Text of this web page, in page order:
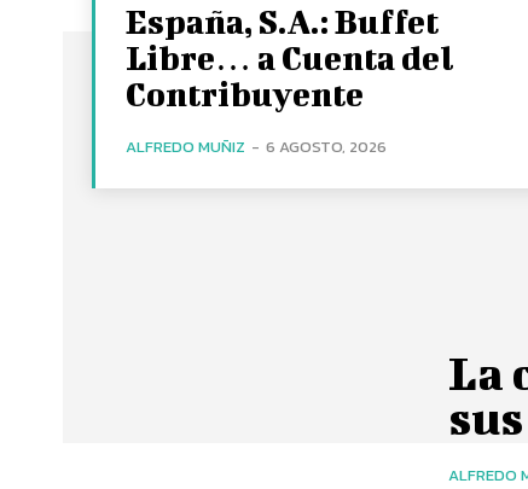
España, S.A.: Buffet
Libre… a Cuenta del
Contribuyente
ALFREDO MUÑIZ - 6 AGOSTO, 2026
La
ALFREDO